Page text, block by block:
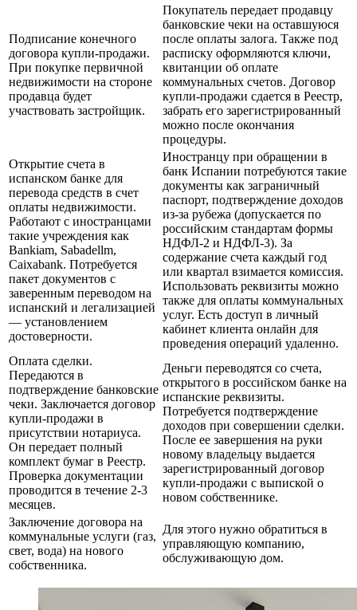
Подписание конечного
договора купли-продажи.
При покупке первичной
недвижимости на стороне
продавца будет
участвовать застройщик.
Покупатель передает продавцу
банковские чеки на оставшуюся
после оплаты залога. Также под
расписку оформляются ключи,
квитанции об оплате
коммунальных счетов. Договор
купли-продажи сдается в Реестр,
забрать его зарегистрированный
можно после окончания
процедуры.
Открытие счета в
испанском банке для
перевода средств в счет
оплаты недвижимости.
Работают с иностранцами
такие учреждения как
Bankiam, Sabadellm,
Caixabank. Потребуется
пакет документов с
заверенным переводом на
испанский и легализацией
— установлением
достоверности.
Иностранцу при обращении в
банк Испании потребуются такие
документы как заграничный
паспорт, подтверждение доходов
из-за рубежа (допускается по
российским стандартам формы
НДФЛ-2 и НДФЛ-3). За
содержание счета каждый год
или квартал взимается комиссия.
Использовать реквизиты можно
также для оплаты коммунальных
услуг. Есть доступ в личный
кабинет клиента онлайн для
проведения операций удаленно.
Оплата сделки.
Передаются в
подтверждение банковские
чеки. Заключается договор
купли-продажи в
присутствии нотариуса.
Он передает полный
комплект бумаг в Реестр.
Проверка документации
проводится в течение 2-3
месяцев.
Деньги переводятся со счета,
открытого в российском банке на
испанские реквизиты.
Потребуется подтверждение
доходов при совершении сделки.
После ее завершения на руки
новому владельцу выдается
зарегистрированный договор
купли-продажи с выпиской о
новом собственнике.
Заключение договора на
коммунальные услуги (газ,
свет, вода) на нового
собственника.
Для этого нужно обратиться в
управляющую компанию,
обслуживающую дом.